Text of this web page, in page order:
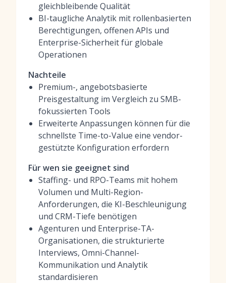
gleichbleibende Qualität
BI-taugliche Analytik mit rollenbasierten
Berechtigungen, offenen APIs und
Enterprise-Sicherheit für globale
Operationen
Nachteile
Premium-, angebotsbasierte
Preisgestaltung im Vergleich zu SMB-
fokussierten Tools
Erweiterte Anpassungen können für die
schnellste Time-to-Value eine vendor-
gestützte Konfiguration erfordern
Für wen sie geeignet sind
Staffing- und RPO-Teams mit hohem
Volumen und Multi-Region-
Anforderungen, die KI-Beschleunigung
und CRM-Tiefe benötigen
Agenturen und Enterprise-TA-
Organisationen, die strukturierte
Interviews, Omni-Channel-
Kommunikation und Analytik
standardisieren